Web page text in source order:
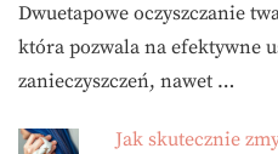
Dwuetapowe oczyszczanie
która pozwala na efektywne
zanieczyszczeń, nawet …
Jak skutecznie